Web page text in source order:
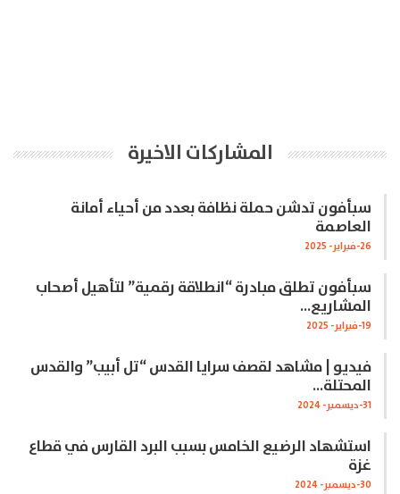
المشاركات الاخيرة
سبأفون تدشن حملة نظافة بعدد من أحياء أمانة
العاصمة
26-فبراير- 2025
سبأفون تطلق مبادرة “انطلاقة رقمية” لتأهيل أصحاب
المشاريع…
19-فبراير- 2025
فيديو | مشاهد لقصف سرايا القدس “تل أبيب” والقدس
المحتلة…
31-ديسمبر- 2024
استشهاد الرضيع الخامس بسبب البرد القارس في قطاع
غزة
30-ديسمبر- 2024